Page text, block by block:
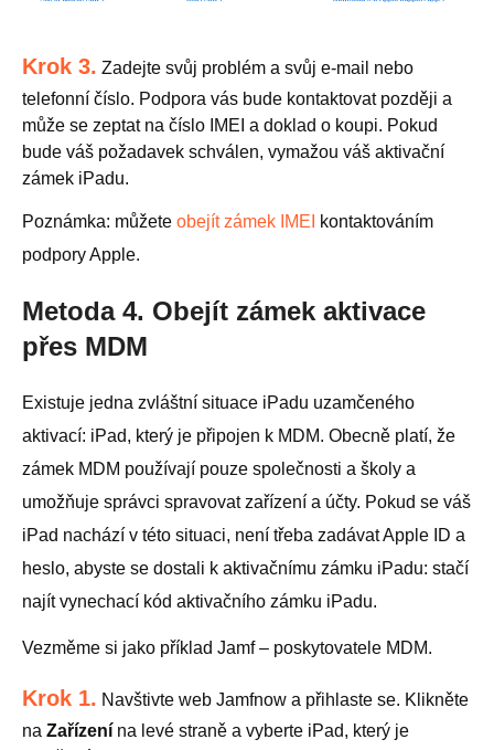
Krok 3. Zadejte svůj problém a svůj e-mail nebo
telefonní číslo. Podpora vás bude kontaktovat později a
může se zeptat na číslo IMEI a doklad o koupi. Pokud
bude váš požadavek schválen, vymažou váš aktivační
zámek iPadu.
Poznámka: můžete obejít zámek IMEI
kontaktováním
podpory Apple.
Metoda 4. Obejít zámek aktivace
přes MDM
Existuje jedna zvláštní situace iPadu uzamčeného
aktivací: iPad, který je připojen k MDM. Obecně platí, že
zámek MDM používají pouze společnosti a školy a
umožňuje správci spravovat zařízení a účty. Pokud se váš
iPad nachází v této situaci, není třeba zadávat Apple ID a
heslo, abyste se dostali k aktivačnímu zámku iPadu: stačí
najít vynechací kód aktivačního zámku iPadu.
Vezměme si jako příklad Jamf – poskytovatele MDM.
Krok 1. Navštivte web Jamfnow a přihlaste se. Klikněte
na Zařízení na levé straně a vyberte iPad, který je